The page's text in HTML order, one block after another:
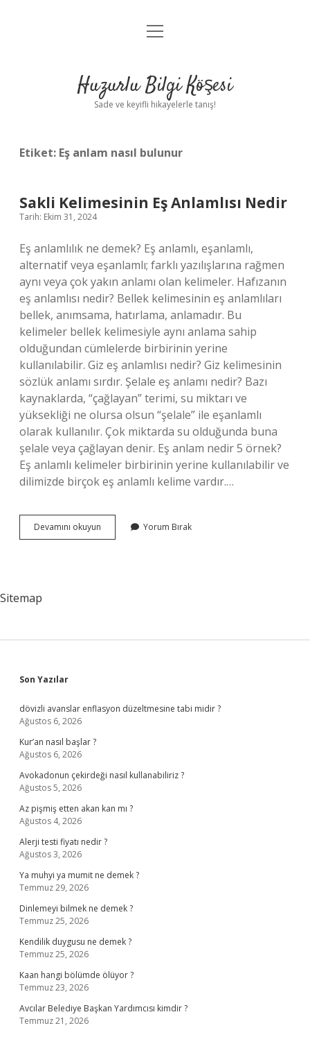
Anasayfa
Yasal Uyarı
menüyü
Huzurlu Bilgi Köşesi
Sade ve keyifli hikayelerle tanış!
Etiket: Eş anlam nasıl bulunur
Sakli Kelimesinin Eş Anlamlısı Nedir
Tarih: Ekim 31, 2024
Eş anlamlılık ne demek? Eş anlamlı, eşanlamlı,
alternatif veya eşanlamlı; farklı yazılışlarına rağmen
aynı veya çok yakın anlamı olan kelimeler. Hafızanın
eş anlamlısı nedir? Bellek kelimesinin eş anlamlıları
bellek, anımsama, hatırlama, anlamadır. Bu
kelimeler bellek kelimesiyle aynı anlama sahip
olduğundan cümlelerde birbirinin yerine
kullanılabilir. Giz eş anlamlısı nedir? Giz kelimesinin
sözlük anlamı sırdır. Şelale eş anlamı nedir? Bazı
kaynaklarda, “çağlayan” terimi, su miktarı ve
yüksekliği ne olursa olsun “şelale” ile eşanlamlı
olarak kullanılır. Çok miktarda su olduğunda buna
şelale veya çağlayan denir. Eş anlam nedir 5 örnek?
Eş anlamlı kelimeler birbirinin yerine kullanılabilir ve
dilimizde birçok eş anlamlı kelime vardır.…
Devamını okuyun
Kelimesinin
Yorum Bırak
Sitemap
Sidebar
Son Yazılar
dövizli avanslar enflasyon düzeltmesine tabi midir ?
Ağustos 6, 2026
Kur’an nasıl başlar ?
Ağustos 6, 2026
Avokadonun çekirdeği nasıl kullanabiliriz ?
Ağustos 5, 2026
Az pişmiş etten akan kan mı ?
Ağustos 4, 2026
Alerji testi fiyatı nedir ?
Ağustos 3, 2026
Ya muhyi ya mumit ne demek ?
Temmuz 29, 2026
Dinlemeyi bilmek ne demek ?
Temmuz 25, 2026
Kendilik duygusu ne demek ?
Temmuz 25, 2026
Kaan hangi bölümde ölüyor ?
Temmuz 23, 2026
Avcılar Belediye Başkan Yardımcısı kimdir ?
Temmuz 21, 2026